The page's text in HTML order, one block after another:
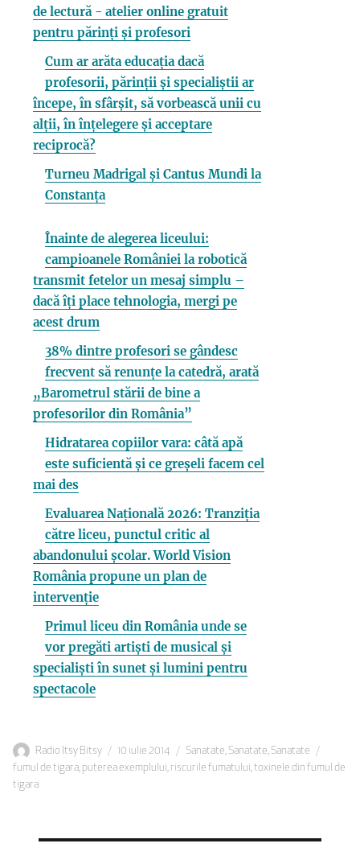
de lectură - atelier online gratuit
pentru părinți și profesori
Cum ar arăta educația dacă
profesorii, părinții și specialiștii ar
începe, în sfârșit, să vorbească unii cu
alții, în înțelegere și acceptare
reciprocă?
Turneu Madrigal și Cantus Mundi la
Constanța
Înainte de alegerea liceului:
campioanele României la robotică
transmit fetelor un mesaj simplu –
dacă îți place tehnologia, mergi pe
acest drum
38% dintre profesori se gândesc
frecvent să renunțe la catedră, arată
„Barometrul stării de bine a
profesorilor din România”
Hidratarea copiilor vara: câtă apă
este suficientă și ce greșeli facem cel
mai des
Evaluarea Națională 2026: Tranziția
către liceu, punctul critic al
abandonului școlar. World Vision
România propune un plan de
intervenție
Primul liceu din România unde se
vor pregăti artiști de musical și
specialiști în sunet și lumini pentru
spectacole
Autor
Radio Itsy Bitsy
Publicat
pe
10 iulie 2014 Categorii
Sanatate,Sanatate,Sanatate
fumul de tigara, puterea exemplului, riscurile fumatului,toxinele din fumul de
tigara